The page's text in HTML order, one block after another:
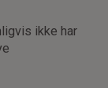
ikke har